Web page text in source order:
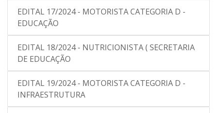
EDITAL 17/2024 - MOTORISTA CATEGORIA D -
EDUCAÇÃO
EDITAL 18/2024 - NUTRICIONISTA ( SECRETARIA
DE EDUCAÇÃO
EDITAL 19/2024 - MOTORISTA CATEGORIA D -
INFRAESTRUTURA